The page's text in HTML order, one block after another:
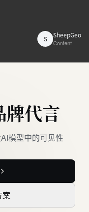
S SheepGeo
Content
代言
模型中的可见性
案